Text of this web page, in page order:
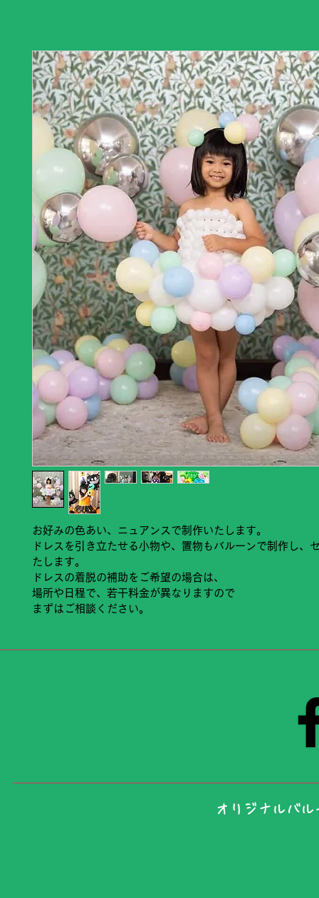
お好みの色あい、ニュアンスで制作いたします。
ドレスを引き立たせる小物や、置物もバルーンで制作し、
たします。
ドレスの着脱の補助をご希望の場合は、
場所や日程で、若干料金が異なりますので
まずはご相談ください。
オリジナルバ